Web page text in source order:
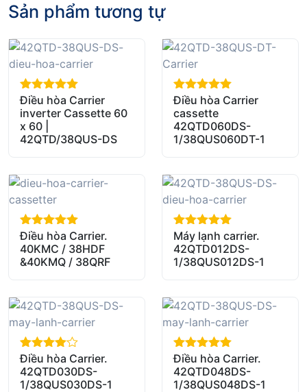
Sản phẩm tương tự
out of 5
Điều hòa Carrier
inverter Cassette 60
x 60 |
42QTD/38QUS-DS
out of 5
Điều hòa Carrier
cassette
42QTD060DS-
1/38QUS060DT-1
out of 5
Điều hòa Carrier.
40KMC / 38HDF
&40KMQ / 38QRF
out of 5
Máy lạnh carrier.
42QTD012DS-
1/38QUS012DS-1
out of 5
Điều hòa Carrier.
42QTD030DS-
1/38QUS030DS-1
out of 5
Điều hòa Carrier.
42QTD048DS-
1/38QUS048DS-1